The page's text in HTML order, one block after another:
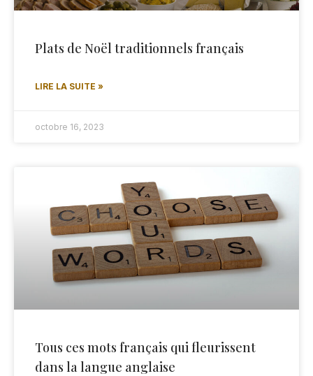
Plats de Noël traditionnels français
LIRE LA SUITE »
octobre 16, 2023
Tous ces mots français qui fleurissent
dans la langue anglaise